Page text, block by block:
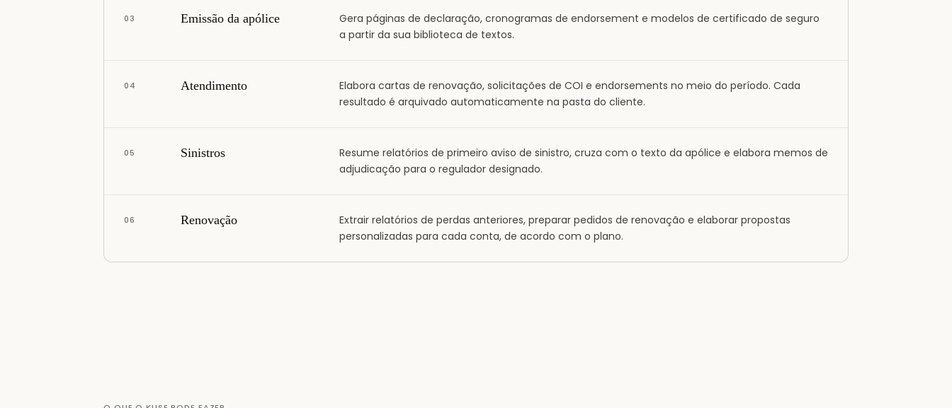
03 Emissão da apólice
Gera páginas de declaração, cronogramas de endorsement e modelos de certificado de seguro
a partir da sua biblioteca de textos.
04 Atendimento
Elabora cartas de renovação, solicitações de COI e endorsements no meio do período. Cada
resultado é arquivado automaticamente na pasta do cliente.
05 Sinistros
Resume relatórios de primeiro aviso de sinistro, cruza com o texto da apólice e elabora memos de
adjudicação para o regulador designado.
06 Renovação
Extrair relatórios de perdas anteriores, preparar pedidos de renovação e elaborar propostas
personalizadas para cada conta, de acordo com o plano.